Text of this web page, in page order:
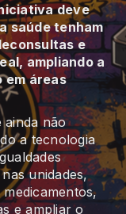
deve
saúde tenham
e
ampliando a
em áreas
ainda não
a tecnologia
unidades,
e ampliar o